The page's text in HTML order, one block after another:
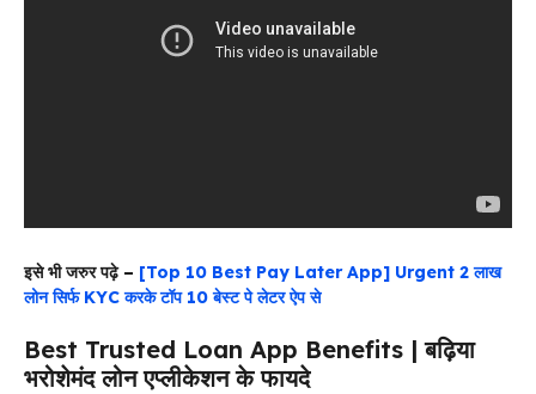
इसे भी जरुर पढ़े – [Top 10 Best Pay Later App] Urgent 2 लाख
लोन सिर्फ KYC करके टॉप 10 बेस्ट पे लेटर ऐप से
Best Trusted Loan App Benefits | बढ़िया
भरोशेमंद लोन एप्लीकेशन के फायदे